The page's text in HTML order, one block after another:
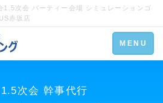
1.5次会 パーティー会場 シミュレーションゴ
赤坂店
Toggle
navigation
MENU
次会 幹事代行